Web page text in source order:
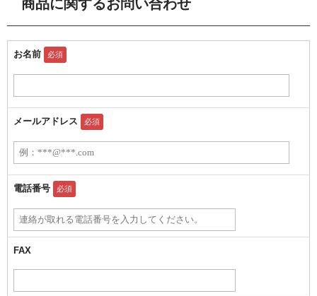
商品に関するお問い合わせ
お名前 必須
メールアドレス 必須
電話番号 必須
FAX